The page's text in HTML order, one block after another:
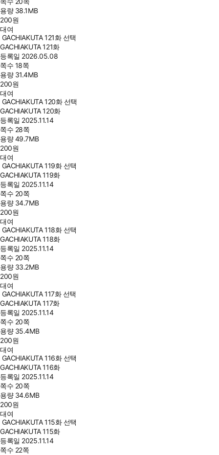
용량 38.1MB
200원
대여
GACHIAKUTA 121화 선택
GACHIAKUTA 121화
등록일 2026.05.08
쪽수 18쪽
용량 31.4MB
200원
대여
GACHIAKUTA 120화 선택
GACHIAKUTA 120화
등록일 2025.11.14
쪽수 28쪽
용량49.7MB
200원
대여
GACHIAKUTA 119화 선택
GACHIAKUTA 119화
등록일 2025.11.14
쪽수 20쪽
용량 34.7MB
200원
대여
GACHIAKUTA 118화 선택
GACHIAKUTA 118화
등록일 2025.11.14
쪽수 20쪽
용량 33.2MB
200원
대여
GACHIAKUTA 117화 선택
GACHIAKUTA 117화
등록일 2025.11.14
쪽수 20쪽
용량 35.4MB
200원
대여
GACHIAKUTA 116화 선택
GACHIAKUTA 116화
등록일 2025.11.14
쪽수 20쪽
용량 34.6MB
200원
대여
GACHIAKUTA 115화 선택
GACHIAKUTA 115화
등록일 2025.11.14
쪽수 22쪽